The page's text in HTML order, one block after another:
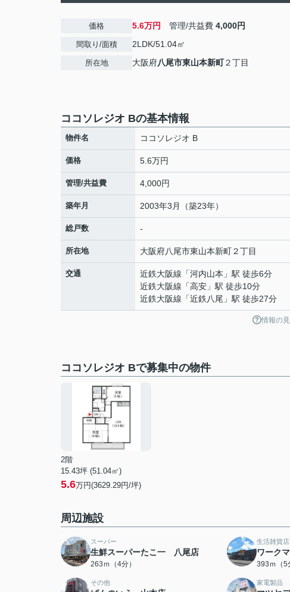
価格 5.6万円 管理/共益費 4,000円
間取り/面積 2LDK/51.04㎡
所在地 大阪府八尾市東山本新町２丁目
ココソレジオ Bの基本情報
物件名 ココソレジオ B
価格 5.6万円
管理/共益費 4,000円
築年月 2003年3月（築23年）
総戸数 -
所在地 大阪府八尾市東山本新町２丁目
交通 近鉄大阪線 「河内山本 」駅 徒歩6分
近鉄大阪線 「高安 」駅 徒歩10分
近鉄大阪線 「近鉄八尾 」駅 徒歩27分
情報の
ココソレジオ Bで募集中の物件
2階
15.43坪 (51.04㎡)
5.6万円(3629.29円/坪)
周辺施設
スーパー
生鮮スーパーたこ一 八尾店
263ｍ（4分）
生活雑貨店
ワーク
393ｍ（5
その他 家電製品